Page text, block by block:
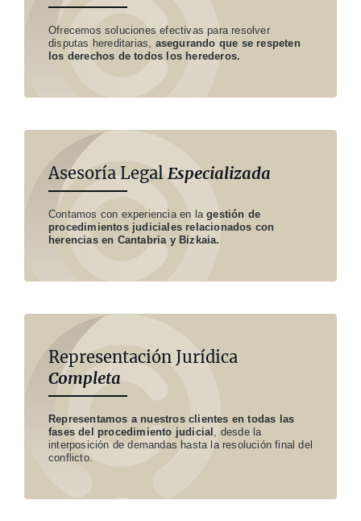
Ofrecemos soluciones efectivas para resolver
disputas hereditarias, asegurando que se respeten
los derechos de todos los herederos.
Asesoría Legal Especializada
Contamos con experiencia en lagestión de
procedimientos judiciales relacionados con
herencias en Cantabria y Bizkaia.
Representación Jurídica
Completa
Representamos a nuestros clientes en todas las
fases del procedimiento judicial , desde la
interposición de demandas hasta la resolución final del
conflicto.